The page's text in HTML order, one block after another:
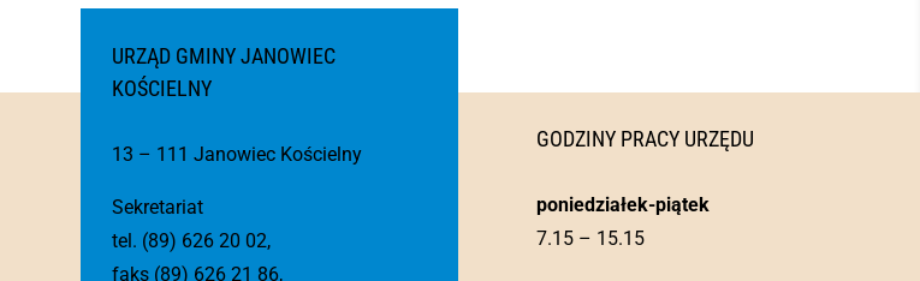
URZĄD GMINY JANOWIEC
KOŚCIELNY
13 – 111 Janowiec Kościelny
Sekretariat
tel. (89) 626 20 02,
faks (89) 626 21 86,
GODZINY PRACY URZĘDU
poniedziałek-piątek
7.15 – 15.15